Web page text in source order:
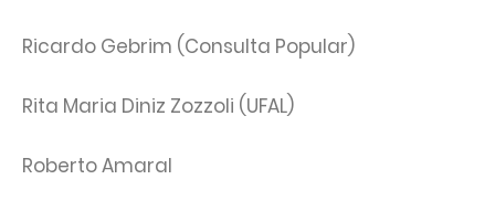
Ricardo Gebrim (Consulta Popular)
Rita Maria Diniz Zozzoli (UFAL)
Roberto Amaral